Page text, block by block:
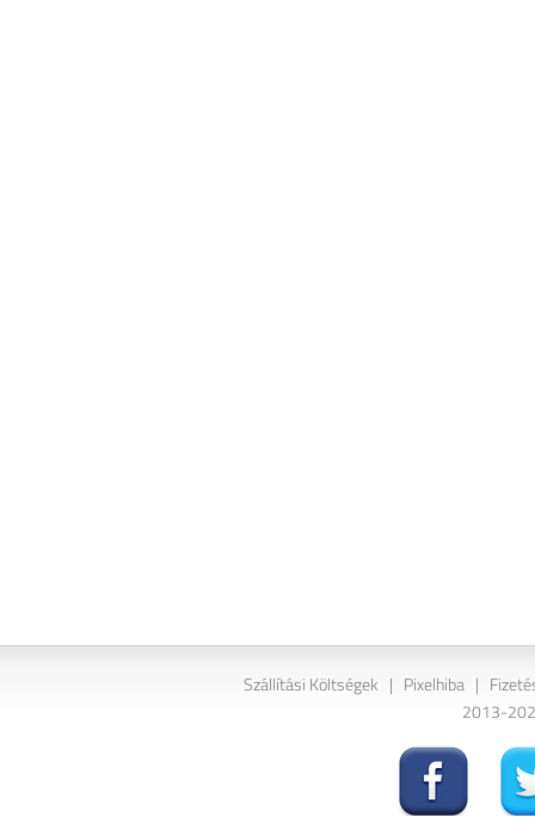
Szállítási Költségek | Pixelhiba |
2013-